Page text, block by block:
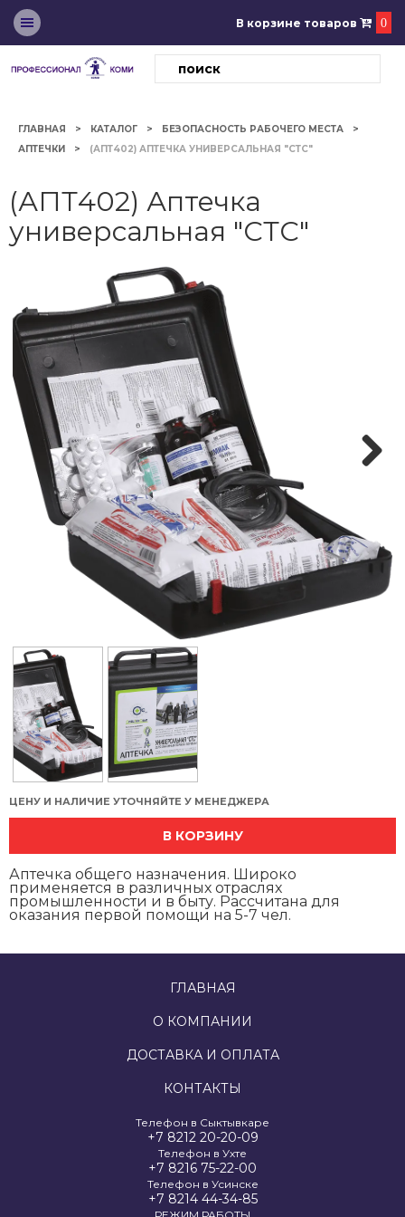
В корзине товаров 0
ГЛАВНАЯ КАТАЛОГ
БЕЗОПАСНОСТЬ РАБОЧЕГО МЕСТА
АПТЕЧКИ
(АПТ402) АПТЕЧКА УНИВЕРСАЛЬНАЯ "СТС"
(АПТ402) Аптечка
универсальная "СТС"
ЦЕНУ И НАЛИЧИЕ УТОЧНЯЙТЕ У МЕНЕДЖЕРА
В КОРЗИНУ
Аптечка общего назначения. Широко
применяется в различных отраслях
промышленности и в быту. Рассчитана для
оказания первой помощи на 5-7 чел.
ГЛАВНАЯ
О КОМПАНИИ
ДОСТАВКА И ОПЛАТА
КОНТАКТЫ
Телефон в Сыктывкаре
+7 8212 20-20-09
Телефон в Ухте
+7 8216 75-22-00
Телефон в Усинске
+7 8214 44-34-85